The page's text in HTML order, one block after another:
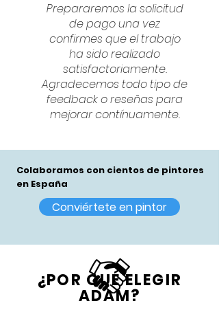
Prepararemos la solicitud
de pago una vez
confirmes que el trabajo
ha sido realizado
satisfactoriamente.
Agradecemos todo tipo de
feedback o reseñas para
mejorar contínuamente.
Colaboramos con cientos de pintores
en España
Conviértete en pintor
¿POR QUÉ ELEGIR
ADAM?